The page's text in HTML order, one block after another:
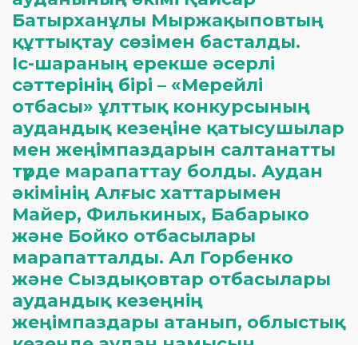
Батырханұлы Мыржақыповтың
құттықтау сөзімен басталды.
Іс-шараның ерекше әсерлі
сәттерінің бірі – «Мерейлі
отбасы» ұлттық конкурсының
аудандық кезеңіне қатысушылар
мен жеңімпаздарын салтанатты
түрде марапаттау болды. Аудан
әкімінің Алғыс хаттарымен
Майер, Филькиных, Бабарыко
және Бойко отбасылары
марапатталды. Ал Горбенко
және Сыздықовтар отбасылары
аудандық кезеңнің
жеңімпаздары атанып, облыстық